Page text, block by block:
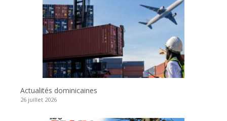
Actualités dominicaines
26 juillet 2026